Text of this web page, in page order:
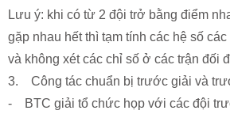
Lưu ý: khi có từ 2 đội trở bằng điểm
gặp nhau hết thì tạm tính các hệ số
và không xét các chỉ số ở các trận đối
3. Công tác chuẩn bị trước giải và
- BTC giải tổ chức họp với các đội